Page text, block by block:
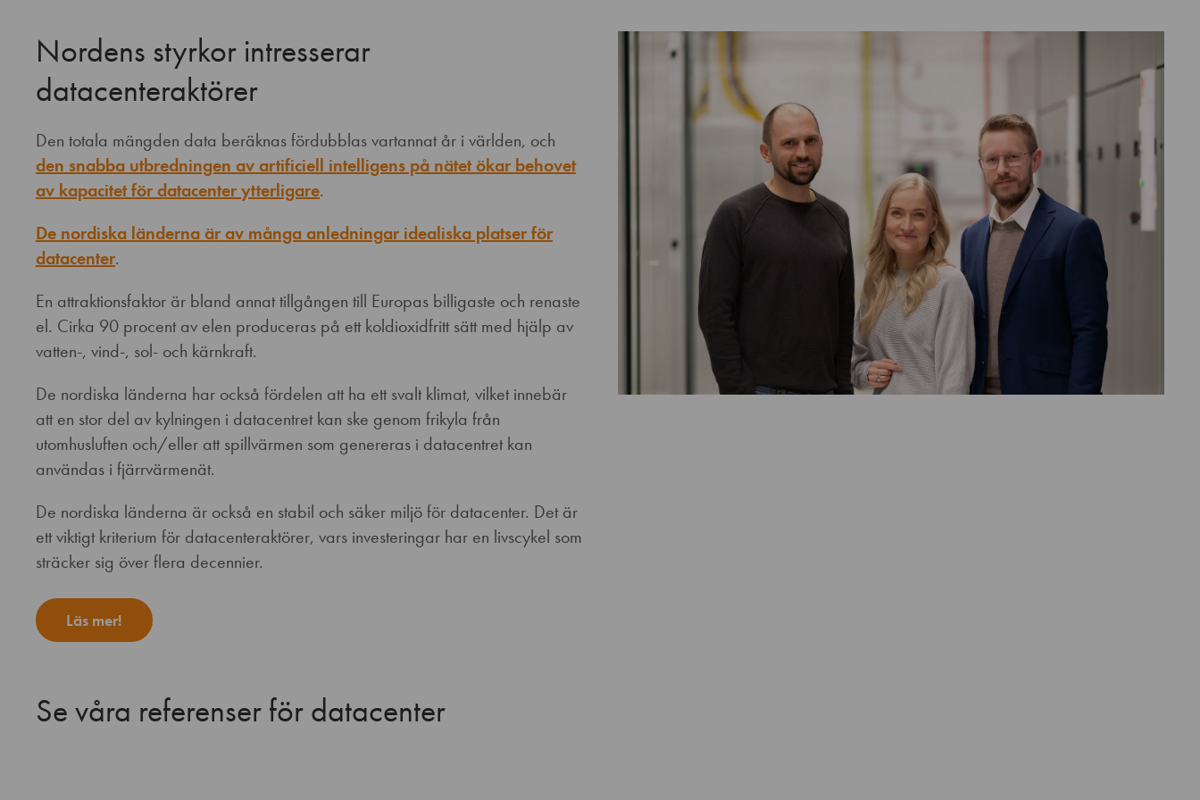
Nordens styrkor intresserar
datacenteraktörer
Den totala mängden data beräknas fördubblas vartannat år i världen, och
den snabba utbredningen av artificiell intelligens på nätet ökar behovet
av kapacitet för datacenter ytterligare.
De nordiska länderna är av många anledningar idealiska platser för
datacenter.
En attraktionsfaktor är bland annat tillgången till Europas billigaste och renaste
el. Cirka 90 procent av elen produceras på ett koldioxidfritt sätt med hjälp av
vatten-, vind-, sol- och kärnkraft.
De nordiska länderna har också fördelen att ha ett svalt klimat, vilket innebär
att en stor del av kylningen i datacentret kan ske genom frikyla från
utomhusluften och/eller att spillvärmen som genereras i datacentret kan
användas i fjärrvärmenät.
De nordiska länderna är också en stabil och säker miljö för datacenter. Det är
ett viktigt kriterium för datacenteraktörer, vars investeringar har en livscykel som
sträcker sig över flera decennier.
Läs mer!
Se våra referenser för datacenter